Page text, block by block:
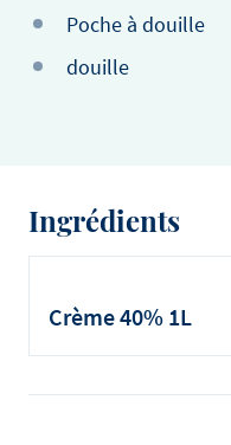
Poche à douille
douille
Ingrédients
Eclairs
Crème 40% 1L